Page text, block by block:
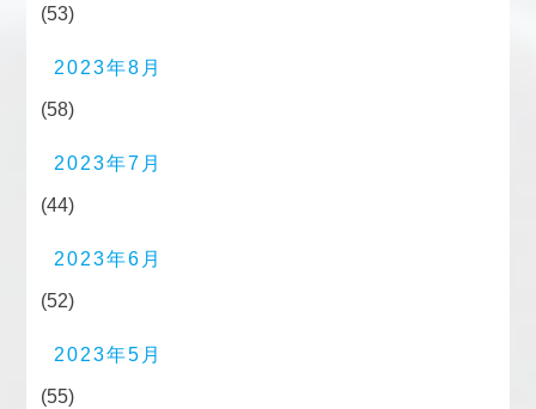
(53)
2023年8月
(58)
2023年7月
(44)
2023年6月
(52)
2023年5月
(55)